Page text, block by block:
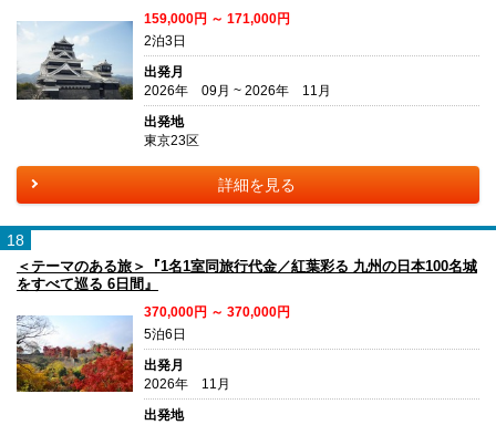
159,000円 ～ 171,000円
2泊3日
出発月
2026年 09月 ~ 2026年 11月
出発地
東京23区
詳細を見る
18
＜テーマのある旅＞『1名1室同旅行代金／紅葉彩る 九州の日本100名城
をすべて巡る 6日間』
370,000円 ～ 370,000円
5泊6日
出発月
2026年 11月
出発地